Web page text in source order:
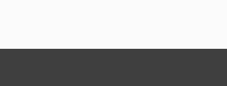
共好 × 產業創新 產官聯手共創
提供局限性攝護腺癌患者更多